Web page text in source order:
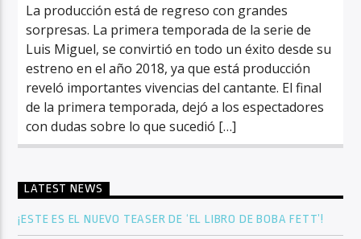
La producción está de regreso con grandes
sorpresas. La primera temporada de la serie de
Luis Miguel, se convirtió en todo un éxito desde su
estreno en el año 2018, ya que está producción
reveló importantes vivencias del cantante. El final
de la primera temporada, dejó a los espectadores
con dudas sobre lo que sucedió […]
LATEST NEWS
¡ESTE ES EL NUEVO TEASER DE ‘EL LIBRO DE BOBA FETT’!